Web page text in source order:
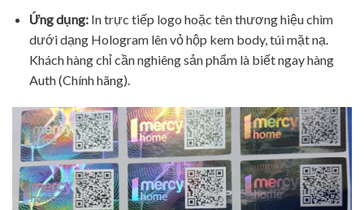
Ứng dụng:In trực tiếp logo hoặc tên thương hiệu chìm
dưới dạng Hologram lên vỏ hộp kem body, túi mặt nạ.
Khách hàng chỉ cần nghiêng sản phẩm là biết ngay hàng
Auth (Chính hãng).